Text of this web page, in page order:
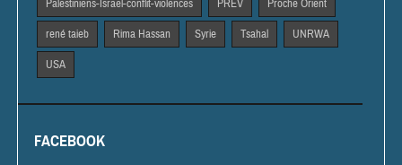
Palestiniens-Israël-conflit-violences PREV Proche Orient
rené taieb Rima Hassan Syrie Tsahal UNRWA
USA
FACEBOOK